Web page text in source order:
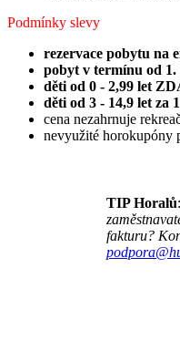
Podmínky slevy
rezervace pobytu na
pobyt v termínu od 1.
děti od 0 - 2,99 let
děti od 3 - 14,9 let za
cena nezahrnuje
nevyužité horokupóny
TIP Horalů:
fakturu?